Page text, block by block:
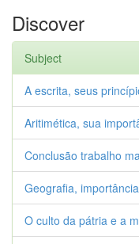
Discover
Subject
A escrita, seus
Aritimética, sua
Conclusão trabalho
Geografia,
O culto da pátria e a